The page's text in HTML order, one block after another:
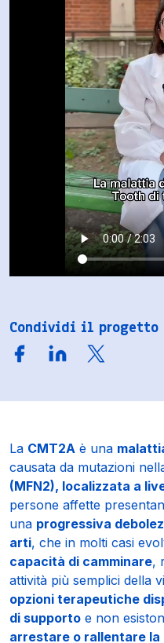
Condividi il progetto
La CMT2A è una
causata da mutazioni
(MFN2), localizzata a
persone affette
una progressiva
arti, che in molti casi
capacità di camminare,
attività più semplici della
opzioni terapeutiche
di supporto e non
arrestare o rallentare